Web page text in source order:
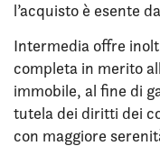
l’acquisto è esente
Intermedia offre
completa in merito
immobile, al fine di
tutela dei diritti dei
con maggiore